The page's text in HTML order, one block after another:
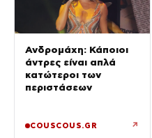
Ανδρομάχη: Κάποιοι
άντρες είναι απλά
κατώτεροι των
περιστάσεων
COUSCOUS.GR ↗